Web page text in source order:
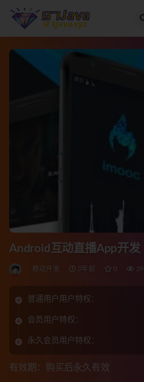
Android互动直播App开发
移动开发 3年前 0 39
普通用户用户特权：
会员用户特权：
永久会员用户特权：
有效期：购买后永久有效